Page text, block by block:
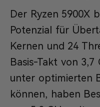
Der Ryzen 5900X
Potenzial für
Kernen und 24
Basis-Takt von 3,7
unter optimierten
können, haben